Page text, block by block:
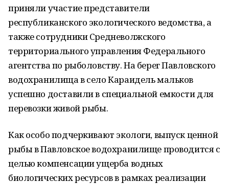
приняли участие представители
республиканского экологического ведомства, а
также сотрудники Средневолжского
территориального управления Федерального
агентства по рыболовству. На берег Павловского
водохранилища в село Караидель мальков
успешно доставили в специальной емкости для
перевозки живой рыбы.
Как особо подчеркивают экологи, выпуск ценной
рыбы в Павловское водохранилище проводится с
целью компенсации ущерба водных
биологических ресурсов в рамках реализации